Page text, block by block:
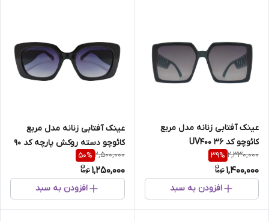
عینک آفتابی زنانه مدل مربع
کائوچو کد 36 UV400
2,330,000
39%
1,400,000
افزودن به سبد
عینک آفتابی زنانه مدل مربع
کائوچو دسته روکش پارچه کد 90
UV400
2,500,000
50%
1,250,000
افزودن به سبد